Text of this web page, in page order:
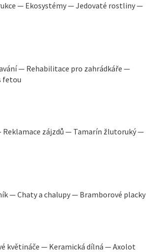
— Ekosystémy — Jedovaté rostliny —
— Rehabilitace pro zahrádkáře —
fetou
zájzdů — Tamarín žlutoruký —
— Chaty a chalupy — Bramborové placky
květináče — Keramická dílná — Axolot